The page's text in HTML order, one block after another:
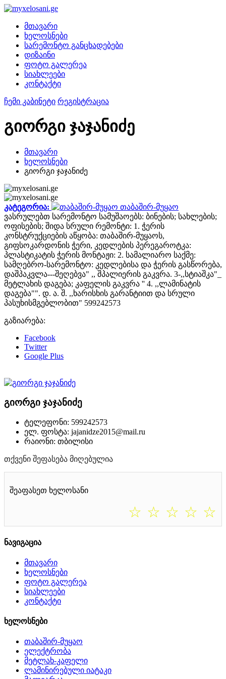
მთავარი
ხელოსნები
სარემონტო განცხადებები
დიზაინი
ფოტო გალერეა
სიახლეები
კონტაქტი
ჩემი კაბინეტი რეგისტრაცია
გიორგი ჯაჯანიძე
მთავარი
ხელოსნები
გიორგი ჯაჯანიძე
კატეგორია:
თაბაშირ-მუყაო
ვასრულებთ სარემონტო სამუშაოებს: ბინების; სახლების;
ოფისების; შიდა სრული რემონტი: 1. ჭერის
კონსტრუქციების აწყობა: თაბაშირ-მუყაოს,
გიფსოკარდონის ჭერი, კედლების პერეგაროტკა:
პლასტიკატის ჭერის მონტაჟი: 2. სამალიარო საქმე:
სამღებრო-სარემონტო: კედლებისა და ჭერის გასწორება,
დაშპაკვლა---შეღებვა" ,, შპალიერის გაკვრა. 3-,,სტიაშკა"_
მეტლახის დაგება; კაფელის გაკვრა '' 4. ,,ლამინატის
დაგება"". დ. ა. შ. ,,ხარისხის გარანტიით და სრული
პასუხისმგებლობით" 599242573
გაზიარება:
Facebook
Twitter
Google Plus
გიორგი ჯაჯანიძე
ტელეფონი: 599242573
ელ. ფოსტა: jajanidze2015@mail.ru
რაიონი: თბილისი
თქვენი შეფასება მიღებულია
შეაფასეთ ხელოსანი
☆
☆
☆
☆
☆
ნავიგაცია
მთავარი
ხელოსნები
ფოტო გალერეა
სიახლეები
კონტაქტი
ხელოსნები
თაბაშირ-მუყაო
ელექტრობა
მეტლახ-კაფელი
ლამინირებული იატაკი